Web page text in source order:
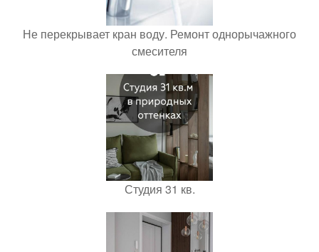
Не перекрывает кран воду. Ремонт однорычажного
смесителя
Студия 31 кв.